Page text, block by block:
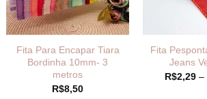
Fita Para Encapar Tiara
Bordinha 10mm- 3
metros
R$8,50
Fita
Jeans
R$2,29 –